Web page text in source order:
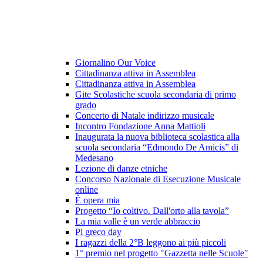
Giornalino Our Voice
Cittadinanza attiva in Assemblea
Cittadinanza attiva in Assemblea
Gite Scolastiche scuola secondaria di primo
grado
Concerto di Natale indirizzo musicale
Incontro Fondazione Anna Mattioli
Inaugurata la nuova biblioteca scolastica alla
scuola secondaria “Edmondo De Amicis” di
Medesano
Lezione di danze etniche
Concorso Nazionale di Esecuzione Musicale
online
È opera mia
Progetto “Io coltivo. Dall'orto alla tavola”
La mia valle è un verde abbraccio
Pi greco day
I ragazzi della 2°B leggono ai più piccoli
1° premio nel progetto "Gazzetta nelle Scuole"